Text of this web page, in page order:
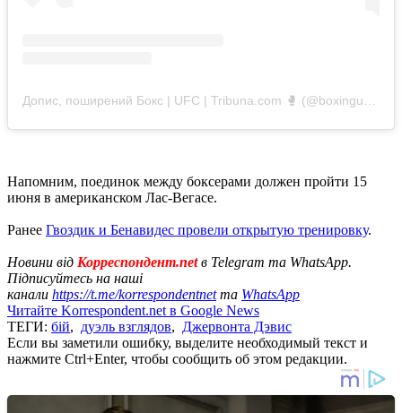
Допис, поширений Бокс | UFC | Tribuna.com 🥊 (@boxingukraineboxing)
Напомним, поединок между боксерами должен пройти 15
июня в американском Лас-Вегасе.
Ранее Гвоздик и Бенавидес провели открытую тренировку.
Новини від Корреспондент.netв Telegram та WhatsApp.
Підписуйтесь на наші
канали https://t.me/korrespondentnetта WhatsApp
Читайте Korrespondent.net в Google News
ТЕГИ: бій, дуэль взглядов, Джервонта Дэвис
Если вы заметили ошибку, выделите необходимый текст и
нажмите Ctrl+Enter, чтобы сообщить об этом редакции.